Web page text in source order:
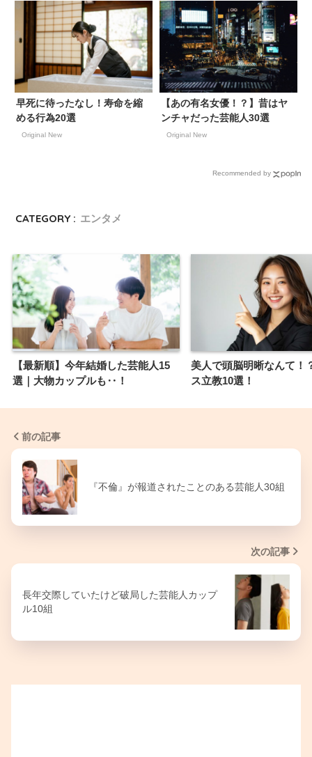
早死に待ったなし！寿命を縮
める行為20選
Original New
【あの有名女優！？】昔はヤ
ンチャだった芸能人30選
Original New
Recommended by
CATEGORY : エンタメ
【最新順】今年結婚した芸能人15
選｜大物カップルも‥！
美人で頭脳明晰なんて！
ス立教10選！
前の記事
『不倫』が報道されたことのある芸能人30組
次の記事
長年交際していたけど破局した芸能人カップ
ル10組